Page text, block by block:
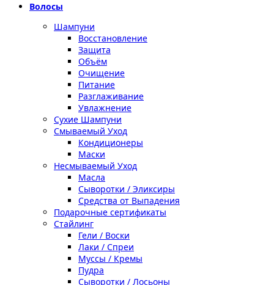
Волосы
Шампуни
Восстановление
Защита
Объём
Очищение
Питание
Разглаживание
Увлажнение
Сухие Шампуни
Смываемый Уход
Кондиционеры
Маски
Несмываемый Уход
Масла
Сыворотки / Эликсиры
Средства от Выпадения
Подарочные сертификаты
Стайлинг
Гели / Воски
Лаки / Спреи
Муссы / Кремы
Пудра
Сыворотки / Лосьоны